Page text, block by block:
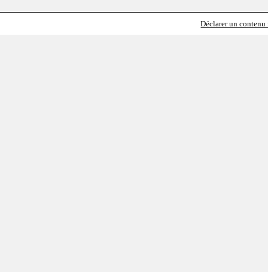
Déclarer un